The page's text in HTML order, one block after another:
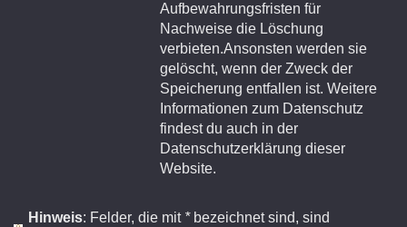
Aufbewahrungsfristen für
Nachweise die Löschung
verbieten.Ansonsten werden sie
gelöscht, wenn der Zweck der
Speicherung entfallen ist. Weitere
Informationen zum Datenschutz
findest du auch in der
Datenschutzerklärung dieser
Website.
Hinweis : Felder, die mit *bezeichnet sind, sind